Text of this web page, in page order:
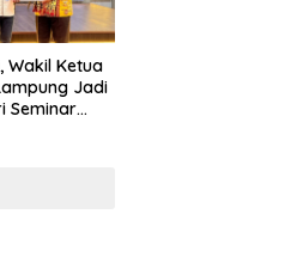
Wakil Ketua
Jadi
Seminar